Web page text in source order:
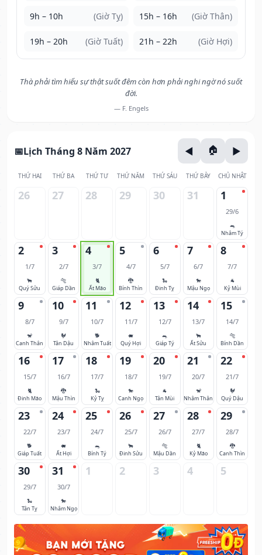
9h – 10h (Giờ Tỵ) 15h – 16h (Giờ Thân)
19h – 20h (Giờ Tuất) 21h – 22h (Giờ Hợi)
Thà phải tìm hiểu sự thật suốt đêm còn hơn phải nghi ngờ nó suốt
đời.
— F. Engels
Lịch Tháng 8 Năm 2027
THỨ HAI THỨ BA THỨ TƯ THỨ NĂM THỨ SÁU THỨ BẢY CHỦ NHẬT
26 27 28 29 30 31 1
29/6
🐀
Nhâm Tý
2
1/7
🐂
Quý Sửu
3
2/7
🐅
Giáp Dần
4
3/7
🐈
Ất Mão
5
4/7
🐉
Bính Thìn
6
5/7
🐍
Đinh Tỵ
7
6/7
🐎
Mậu Ngọ
8
7/7
🐐
Kỷ Mùi
9
8/7
🐒
Canh Thân
10
9/7
🐓
Tân Dậu
11
10/7
🐕
Nhâm Tuất
12
11/7
🐖
Quý Hợi
13
12/7
🐀
Giáp Tý
14
13/7
🐂
Ất Sửu
15
14/7
🐅
Bính Dần
16
15/7
🐈
Đinh Mão
17
16/7
🐉
Mậu Thìn
18
17/7
🐍
Kỷ Tỵ
19
18/7
🐎
Canh Ngọ
20
19/7
🐐
Tân Mùi
21
20/7
🐒
Nhâm Thân
22
21/7
🐓
Quý Dậu
23
22/7
🐕
Giáp Tuất
24
23/7
🐖
Ất Hợi
25
24/7
🐀
Bính Tý
26
25/7
🐂
Đinh Sửu
27
26/7
🐅
Mậu Dần
28
27/7
🐈
Kỷ Mão
29
28/7
🐉
Canh Thìn
30
29/7
🐍
Tân Tỵ
31
30/7
🐎
Nhâm Ngọ
1 2 3 4 5